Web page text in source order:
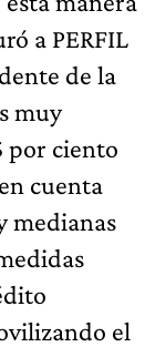
a PERFIL
de la
muy
por ciento
cuenta
medianas
el